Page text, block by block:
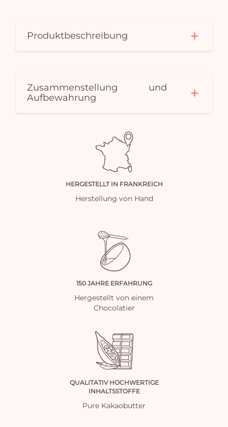
Produktbeschreibung
Zusammenstellung und
Aufbewahrung
HERGESTELLT IN FRANKREICH
Herstellung von Hand
150 JAHRE ERFAHRUNG
Hergestellt von einem
Chocolatier
QUALITATIV HOCHWERTIGE
INHALTSSTOFFE
Pure Kakaobutter